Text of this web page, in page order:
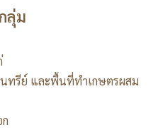
ลุ่ม
ทรีย์ และพื้นที่ทำเกษตรผสม